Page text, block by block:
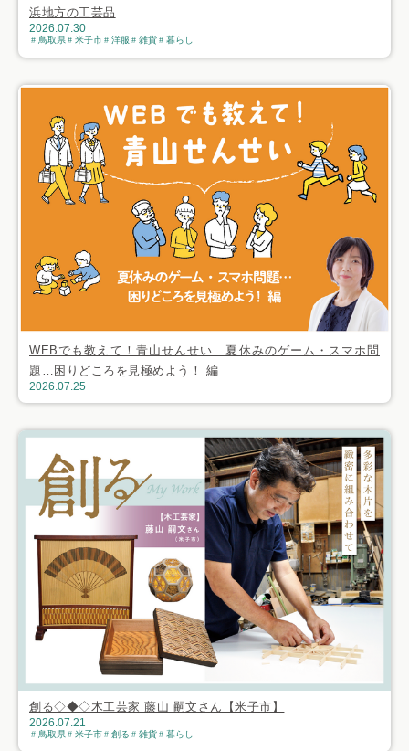
浜地方の工芸品
2026.07.30
鳥取県 米子市 洋服 雑貨 暮らし
WEBでも教えて！青山せんせい 夏休みのゲーム・スマホ問
題…困りどころを見極めよう！ 編
2026.07.25
創る◇◆◇木工芸家 藤山 嗣文さん【米子市】
2026.07.21
鳥取県 米子市 創る 雑貨 暮らし